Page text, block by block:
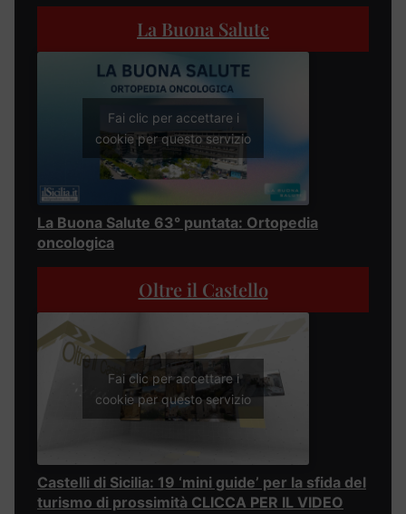
La Buona Salute
Fai clic per accettare i
cookie per questo servizio
La Buona Salute 63° puntata: Ortopedia
oncologica
Oltre il Castello
Fai clic per accettare i
cookie per questo servizio
Castelli di Sicilia: 19 ‘mini guide’ per la sfida del
turismo di prossimità CLICCA PER IL VIDEO